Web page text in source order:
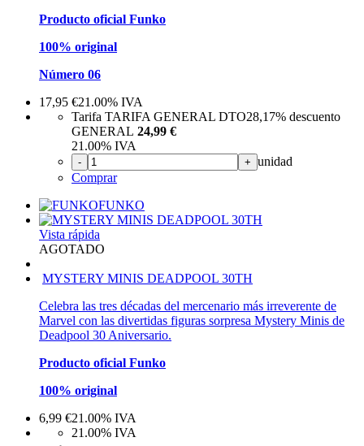
Producto oficial Funko
100% original
Número 06
17,95 €21.00% IVA
Tarifa TARIFA GENERAL DTO28,17% descuento
GENERAL 24,99 €
21.00% IVA
- + unidad
Comprar
FUNKO
Vista rápida
AGOTADO
MYSTERY MINIS DEADPOOL 30TH
Celebra las tres décadas del mercenario más irreverente de
Marvel con las divertidas figuras sorpresa Mystery Minis de
Deadpool 30 Aniversario.
Producto oficial Funko
100% original
6,99 €21.00% IVA
21.00% IVA